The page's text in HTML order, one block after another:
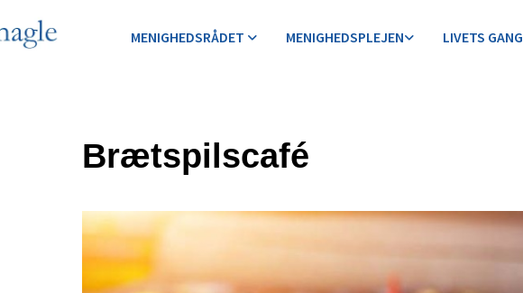
MENIGHEDSRÅDET MENIGHEDSPLEJEN LIVETS GANG
Brætspilscafé